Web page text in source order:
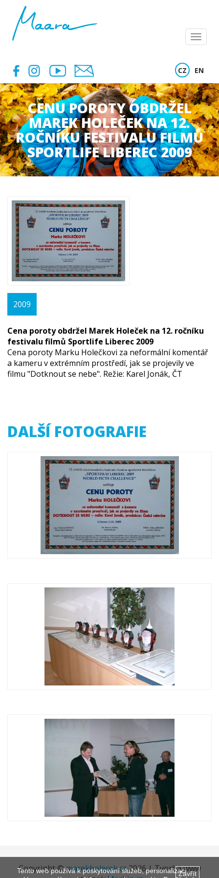
Zavřít
Tento web používá k poskytování služeb, personalizaci
Menu
CZ EN
CENU POROTY OBDRŽEL
MAREK HOLEČEK NA 12.
ROČNÍKU FESTIVALU FILMŮ
SPORTLIFE LIBEREC 2009
2009
Cena poroty obdržel Marek Holeček na 12. ročníku
festivalu filmů Sportlife Liberec 2009
Cena poroty Marku Holečkovi za neformální komentář
a kameru v extrémním prostředí, jak se projevily ve
filmu "Dotknout se nebe". Režie: Karel Jonák, ČT
DALŠÍ FOTOGRAFIE
Copyright ©marekholecek.cz2026 | Tvorba www